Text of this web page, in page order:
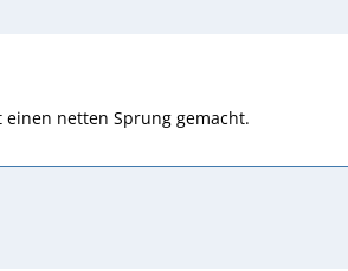
netten Sprung gemacht.